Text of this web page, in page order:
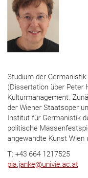
Studium der
(Dissertation über Peter
Kulturmanagement.
der Wiener Staatsoper
Institut für Germanistik
politische
angewandte Kunst Wien
T: +43 664 1217525
pia.janke@univie.ac.at